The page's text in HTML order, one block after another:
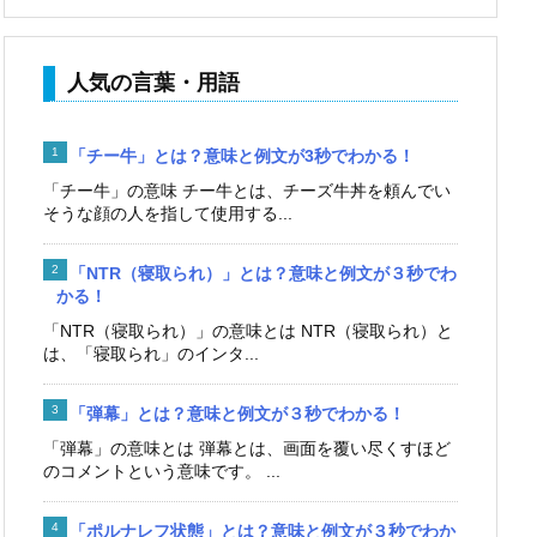
人気の言葉・用語
「チー牛」とは？意味と例文が3秒でわかる！
「チー牛」の意味 チー牛とは、チーズ牛丼を頼んでい
そうな顔の人を指して使用する...
「NTR（寝取られ）」とは？意味と例文が３秒でわ
かる！
「NTR（寝取られ）」の意味とは NTR（寝取られ）と
は、「寝取られ」のインタ...
「弾幕」とは？意味と例文が３秒でわかる！
「弾幕」の意味とは 弾幕とは、画面を覆い尽くすほど
のコメントという意味です。 ...
「ポルナレフ状態」とは？意味と例文が３秒でわか